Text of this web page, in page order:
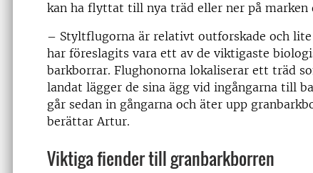
kan ha flyttat till nya träd eller ner på marken
– Styltflugorna är relativt outforskade och
har föreslagits vara ett av de viktigaste
barkborrar. Flughonorna lokaliserar ett träd
landat lägger de sina ägg vid ingångarna till
går sedan in gångarna och äter upp
berättar Artur.
Viktiga fiender till granbarkborren